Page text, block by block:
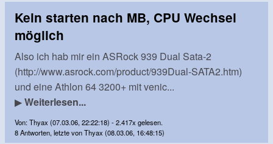
Kein starten nach MB, CPU Wechsel
möglich
Also ich hab mir ein ASRock 939 Dual Sata-2
(http://www.asrock.com/product/939Dual-SATA2.htm)
und eine Athlon 64 3200+ mit venic...
▶Weiterlesen...
Von: Thyax (07.03.06, 22:22:18) - 2.417x gelesen.
8 Antworten, letzte von Thyax (08.03.06, 16:48:15)